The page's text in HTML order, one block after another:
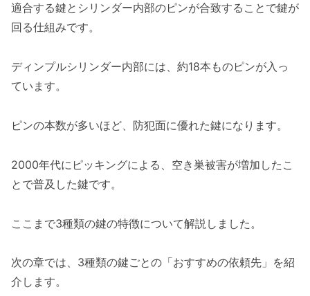
適合する鍵とシリンダー内部のピンが合致することで鍵が
回る仕組みです。
ディンプルシリンダー内部には、約18本ものピンが入っ
ています。
ピンの本数が多いほど、防犯面に優れた鍵になります。
2000年代にピッキングによる、空き巣被害が増加したこ
とで普及した鍵です。
ここまで3種類の鍵の特徴について解説しました。
次の章では、3種類の鍵ごとの「おすすめの依頼先」を紹
介します。